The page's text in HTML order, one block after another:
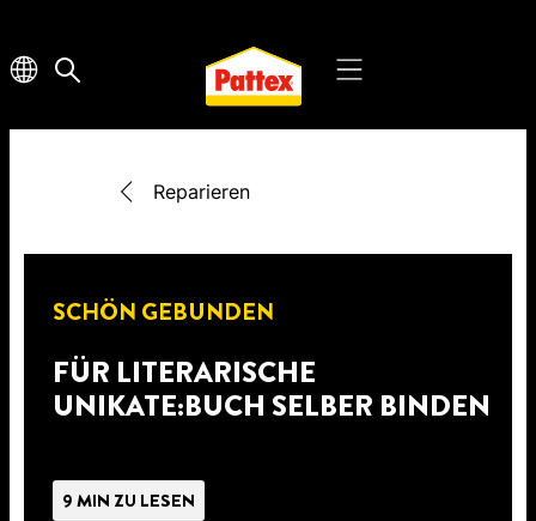
Reparieren
SCHÖN GEBUNDEN
FÜR LITERARISCHE
UNIKATE:BUCH SELBER BINDEN
9 MIN ZU LESEN